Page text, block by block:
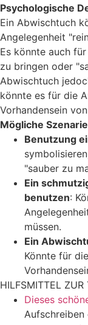
Psychologische
Ein Abwischtuch
Angelegenheit
Es könnte auch
zu bringen oder
Abwischtuch
könnte es für die
Vorhandensein
Mögliche
Benutzung
"sauber zu
Ein
benutzen:
müssen.
Ein
Könnte für
HILFSMITTEL
Dieses
Aufschreiben